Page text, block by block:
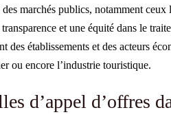
marchés publics, notamment
et une équité dans le
établissements et des acteurs
ou encore l’industrie touristique.
d’appel d’offres